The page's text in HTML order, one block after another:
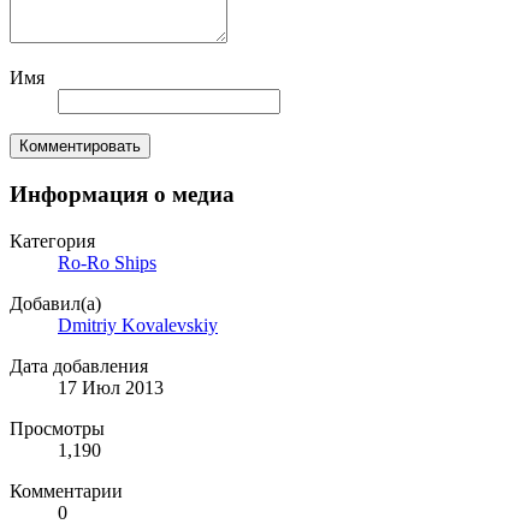
Имя
Комментировать
Информация о медиа
Категория
Ro-Ro Ships
Добавил(а)
Dmitriy Kovalevskiy
Дата добавления
17 Июл 2013
Просмотры
1,190
Комментарии
0